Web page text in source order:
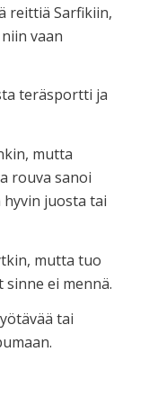
reittiä Sarfikiin,
vaan
teräsportti ja
mutta
rouva sanoi
juosta tai
mutta tuo
ei mennä.
tai